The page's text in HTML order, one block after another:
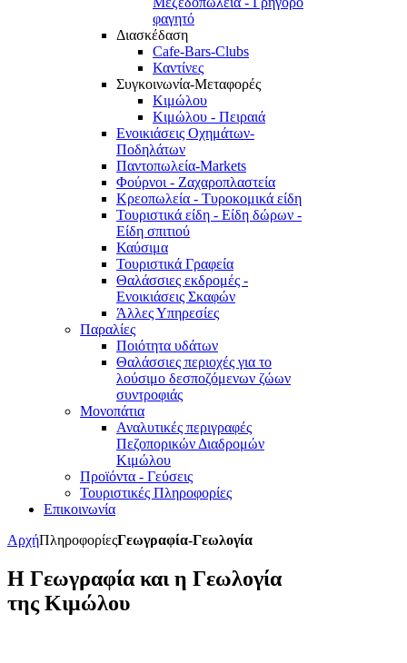
φαγητό
Διασκέδαση
Cafe-Bars-Clubs
Καντίνες
Συγκοινωνία-Μεταφορές
Κιμώλου
Κιμώλου - Πειραιά
Ενοικιάσεις Οχημάτων-
Ποδηλάτων
Παντοπωλεία-Markets
Φούρνοι - Ζαχαροπλαστεία
Κρεοπωλεία - Τυροκομικά είδη
Τουριστικά είδη - Είδη δώρων -
Είδη σπιτιού
Καύσιμα
Τουριστικά Γραφεία
Θαλάσσιες εκδρομές -
Ενοικιάσεις Σκαφών
Άλλες Υπηρεσίες
Παραλίες
Ποιότητα υδάτων
Θαλάσσιες περιοχές για το
λούσιμο δεσποζόμενων ζώων
συντροφιάς
Μονοπάτια
Αναλυτικές περιγραφές
Πεζοπορικών Διαδρομών
Κιμώλου
Προϊόντα - Γεύσεις
Τουριστικές Πληροφορίες
Επικοινωνία
ΑρχήΠληροφορίεςΓεωγραφία-Γεωλογία
Η Γεωγραφία και η Γεωλογία
της Κιμώλου